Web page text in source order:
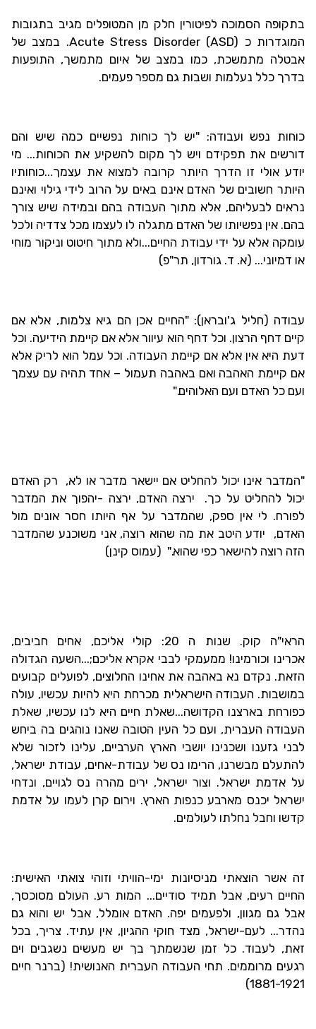
בתקופה הסמוכה לפיטורין חלק מן המטופלים מגיב בתגובות
המוגדרות כ Acute Stress Disorder (ASD). במצב של
אבטלה מתמשכת, כמו במצב של איום מתמשך, התופעות
בדרך כלל נעלמות ושבות גם מספר פעמים.
כוחות נפש ועבודה: "יש לך כוחות נפשיים כמה שיש והם
דורשים את תפקידם ויש לך מקום להשקיע את הכוחות... מי
יודע אולי זו הדרך היותר קרובה למצוא את עצמך...כוחותיו
היותר חשובים של האדם אינם באים על הרוב לידי גילוי ואינם
נראים לבעליהם, אלא מתוך העבודה בהם ובמידה שיש צורך
בהם. אין נפשיותו של האדם מתגלה לו לעצמו מכל צדדיה ולכל
עומקה אלא על ידי עבודת החיים...ולא מתוך חיטוט וניקור מוחי
או דמיוני... (א. ד. גורדון, תר"פ)
עבודה (חליל ג'ובראן): "החיים אכן הם גיא צלמות, אלא אם
קיים דחף הרצון. וכל דחף הוא עיוור אלא אם קיימת הידיעה. וכל
דעת היא אין אלא אם קיימת העבודה. וכל עמל הוא לריק אלא
אם קיימת האהבה ואם באהבה תעמול – אחד תהיה עם עצמך
ועם כל האדם ועם האלוהים."
"המדבר אינו יכול להחליט אם יישאר מדבר או לא, רק האדם
יכול להחליט על כך. ירצה האדם, ירצה -יהפוך את המדבר
לפורח. לי אין ספק, שהמדבר על אף היותו חסר אונים מול
האדם, יודע היטב את מה שהוא רוצה, אני משוכנע שהמדבר
הזה רוצה להישאר כפי שהוא." (עמוס קינן)
הראי"ה קוק. שנות ה 20: קולי אליכם, אחים חביבים,
אכרינו וכורמינו! ממעמקי לבבי אקרא אליכם;...השעה הגדולה
הזאת. נקדם נא באהבה את אחינו החלוצים, לפועלים קבועים
במושבות. העבודה הישראלית מכרחת היא להיות עכשיו, עולה
כפורחת בארצנו הקדושה...שאלת חיים היא לנו עכשיו, שאלת
העבודה העברית, ועם כל העין הטובה שאנו נוהגים בה ביחש
לבני גזענו ושכנינו יושבי הארץ הערביים, עלינו לזכור שלא
להתעלם מבשרנו, הרימו נס של עבודת-אחים, עבודת ישראל,
על אדמת ישראל. וצור ישראל, ירים מהרה נס לגויים, ונדחי
ישראל יכנס מארבע כנפות הארץ. וירום קרן לעמו על אדמת
קדשו וחבל נחלתו לעולמים.
זה אשר הוצאתי מניסיונות ימי-הוויתי וזוהי צואתי האישית:
החיים רעים, אבל תמיד סודיים... המות רע. העולם מסוכסך,
אבל גם מגוון, ולפעמים יפה. האדם אומלל, אבל יש והוא גם
נהדר... לעם-ישראל, מצד חוקי ההגיון, אין עתיד. צריך, בכל
זאת, לעבוד. כל זמן שנשמתך בך יש מעשים נשגבים וים
רגעים מרוממים. תחי העבודה העברית האנושית! (ברנר חיים
1881-1921)